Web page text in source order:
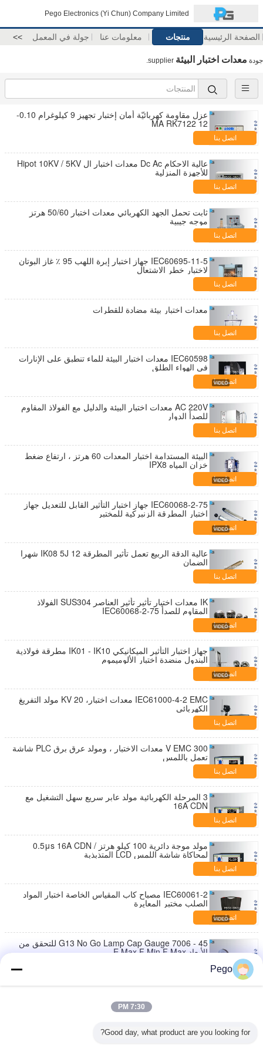
Pego Electronics (Yi Chun) Company Limited
الصفحة الرئيسية منتجات معلومات عنا جولة في المعمل >>
جودة معدات اختبار البيئة
عزل مقاومة كهربائيّة أمان إختبار تجهيز 9 كيلوغرام 0.10-
12 MA RK7122
اتصل بنا
عالية الاحكام Dc Ac معدات اختبار ال Hipot 10KV / 5KV
للأجهزة المنزلية
اتصل بنا
ثابت تحمل الجهد الكهربائي معدات اختبار 50/60 هرتز
موجه جيبية
اتصل بنا
IEC60695-11-5 جهاز اختبار إبرة اللهب 95 ٪ غاز البوتان
لاختبار خطر الاشتعال
اتصل بنا
معدات اختبار بيئة مضادة للقطرات
اتصل بنا
IEC60598 معدات اختبار البيئة للماء تنطبق على الإنارات
في الهواء الطلق
اتصل بنا
AC 220V معدات اختبار البيئة والدليل مع الفولاذ المقاوم
للصدأ الدوار
اتصل بنا
البيئة المستدامة اختبار المعدات 60 هرتز ، ارتفاع ضغط
خزان المياه IPX8
اتصل بنا
IEC60068-2-75 جهاز اختبار التأثير القابل للتعديل جهاز
اختبار المطرقة الزنبركية للمختبر
اتصل بنا
عالية الدقة الربيع تعمل تأثير المطرقة IK08 5J 12 شهرا
الضمان
اتصل بنا
IK معدات اختبار تأثير تأثير العناصر SUS304 الفولاذ
المقاوم للصدأ IEC60068-2-75
اتصل بنا
جهاز اختبار التأثير الميكانيكي IK01 - IK10 مطرقة فولاذية
البندول منضدة اختبار الألوميموم
اتصل بنا
IEC61000-4-2 EMC معدات اختبار، 20 KV مولد التفريغ
الكهربائي
اتصل بنا
300 V EMC معدات الاختبار ، ومولد عرق برق PLC شاشة
تعمل باللمس
اتصل بنا
3 المرحلة الكهربائية مولد عابر سريع سهل التشغيل مع
16A CDN
اتصل بنا
مولد موجة دائرية 100 كيلو هرتز / 0.5μs 16A CDN
لمحاكاة شاشة اللمس LCD المتذبذبة
اتصل بنا
IEC60061-2 مصباح كاب المقياس الخاصة اختبار المواد
الصلب مختبر المعايرة
اتصل بنا
G13 No Go Lamp Cap Gauge 7006 - 45 للتحقق من
الأبعاد E Max F Min F Max
اتصل بنا
ارتفاع كثافة مصباح الذهاب لا يذهب دبوس قياس تنطبق
Pego
7:30 PM
Good day, what product are you looking for?